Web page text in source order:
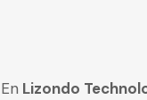
En Lizondo